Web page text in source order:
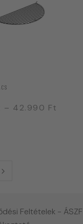
– 42.990 Ft
Feltételek - ÁSZF